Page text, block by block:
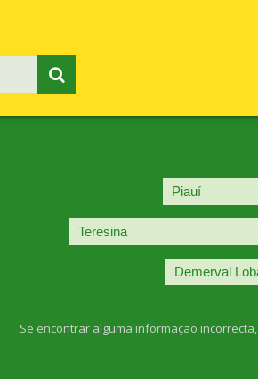
Se encontrar alguma informação incorrecta,